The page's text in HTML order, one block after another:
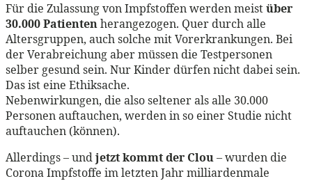
Für die Zulassung von Impfstoffen werden meistüber
30.000 Patientenherangezogen. Quer durch alle
Altersgruppen, auch solche mit Vorerkrankungen. Bei
der Verabreichung aber müssen die Testpersonen
selber gesund sein. Nur Kinder dürfen nicht dabei sein.
Das ist eine Ethiksache.
Nebenwirkungen, die also seltener als alle 30.000
Personen auftauchen, werden in so einer Studie nicht
auftauchen (können).
Allerdings – undjetzt kommt der Clou– wurden die
Corona Impfstoffe im letzten Jahr milliardenmale